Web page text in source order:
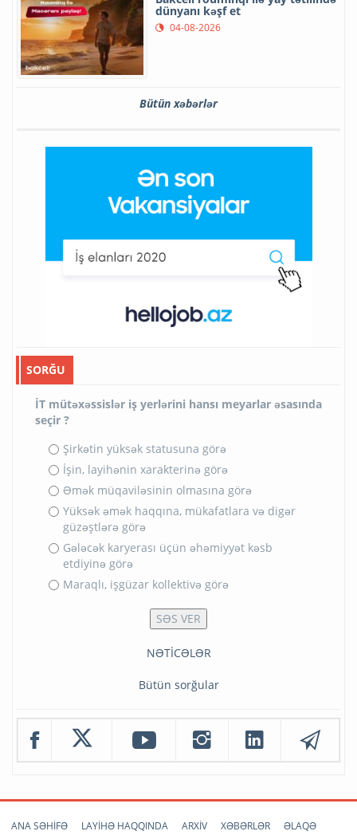
dünyanı kəşf et
04-08-2026
Bütün xəbərlər
SORĞU
İT mütəxəssislər iş yerlərini hansı meyarlar əsasında
seçir ?
Şirkətin yüksək statusuna görə
İşin, layihənin xarakterinə görə
Əmək müqaviləsinin olmasına görə
Yüksək əmək haqqına, mükafatlara və digər
güzəştlərə görə
Gələcək karyerası üçün əhəmiyyət kəsb
etdiyinə görə
Maraqlı, işgüzar kollektivə görə
NƏTİCƏLƏR
Bütün sorğular
ANA SƏHİFƏ LAYİHƏ HAQQINDA ARXİV XƏBƏRLƏR ƏLAQƏ